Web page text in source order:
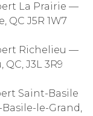
La Prairie —
QC J5R 1W7
Richelieu —
J3L 3R9
Saint-Basile
le-Grand,